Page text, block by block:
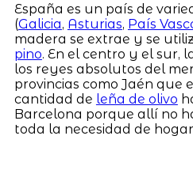
España es un país de
(Galicia, Asturias, País
madera se extrae y se
pino. En el centro y el sur,
los reyes absolutos del
provincias como Jaén que
cantidad de leña de olivo
Barcelona porque allí no
toda la necesidad de